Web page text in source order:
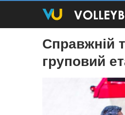
Справжній
груповий